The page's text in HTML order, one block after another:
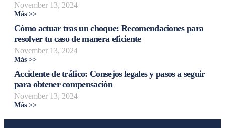
November 13, 2024
Más >>
Cómo actuar tras un choque: Recomendaciones para
resolver tu caso de manera eficiente
November 13, 2024
Más >>
Accidente de tráfico: Consejos legales y pasos a seguir
para obtener compensación
November 13, 2024
Más >>